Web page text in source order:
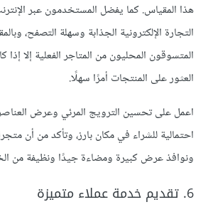
هذا المقياس. كما يفضل المستخدمون عبر
التجارة الإلكترونية الجذابة وسهلة التصفح،
المتسوقون المحليون من المتاجر الفعلية إلا إذا
العثور على المنتجات أمرًا سهلًا.
اعمل على تحسين الترويج المرئي وعرض العناصر
احتمالية للشراء في مكان بارز، وتأكد من أن
ونوافذ عرض كبيرة ومضاءة جيدًا ونظيفة من
6. تقديم خدمة عملاء متميزة